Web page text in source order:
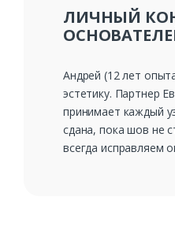
ЛИЧНЫЙ
Андрей (12 лет
эстетику. Партнер
принимает каждый
сдана, пока шов не
всегда исправляем